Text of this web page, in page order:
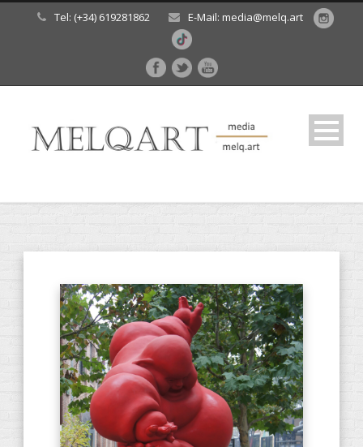
Tel: (+34) 619281862 E-Mail: media@melq.art